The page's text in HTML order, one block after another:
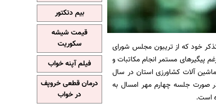
خود که از تریبون مجلس شورای
پیگیرهای مستمر انجام مکاتبات و
آلات کشاورزی استان در سال
در صورت جلسه چهارم مهر امسال به
است.
بیم دتکتور
قیمت شیشه
سکوریت
فیلم آپنه خواب
درمان قطعی خروپف
در خواب